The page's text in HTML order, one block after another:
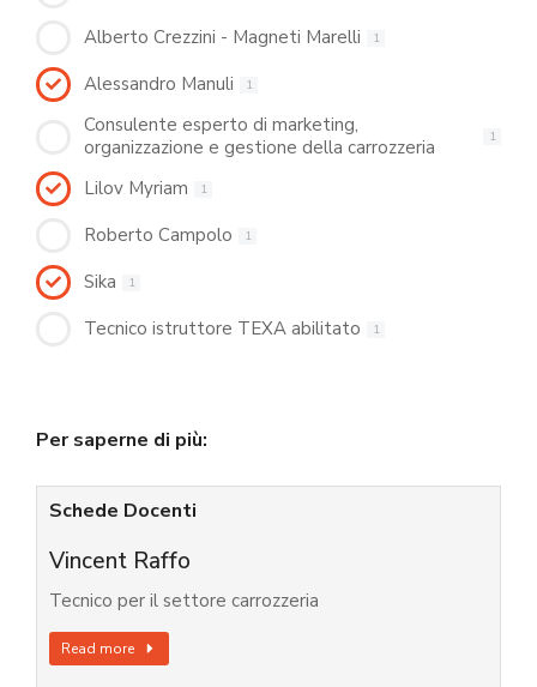
Alberto Crezzini - Magneti Marelli
1
Alessandro Manuli 1
Consulente esperto di marketing,
organizzazione e gestione della carrozzeria
1
Lilov Myriam 1
Roberto Campolo 1
Sika 1
Tecnico istruttore TEXA abilitato 1
Per saperne di più:
Schede Docenti
Vincent Raffo
Tecnico per il settore carrozzeria
Read more